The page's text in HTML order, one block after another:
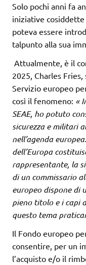
Solo pochi anni fa
iniziative
poteva essere
talpunto alla sua
Attualmente, è il
2025, Charles
Servizio europeo
così il fenomeno: «
SEAE, ho potuto
sicurezza e militari
nell’agenda
dell’Europa
rappresentante, la
di un commissario
europeo dispone di
pieno titolo e i capi
questo tema
Il Fondo europeo
consentire, per un
l’acquisto e/o il